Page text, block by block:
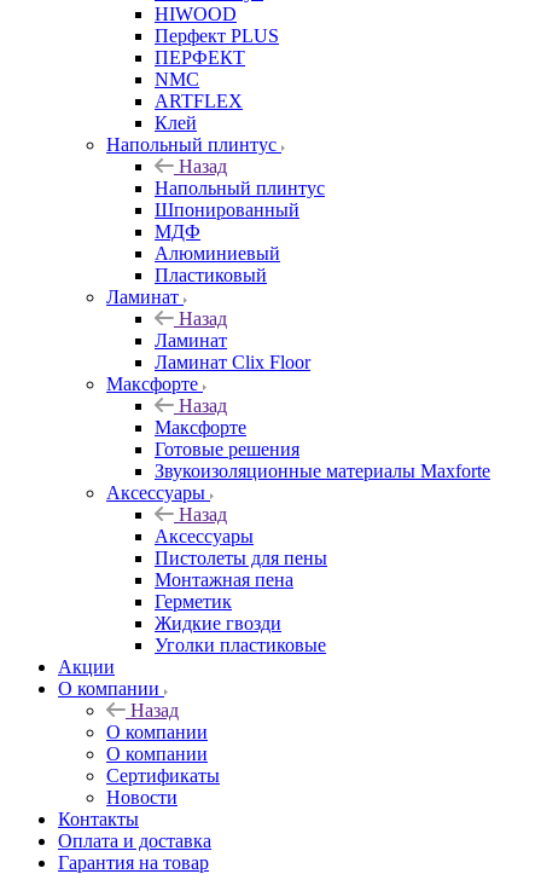
HIWOOD
Перфект PLUS
ПЕРФЕКТ
NMC
ARTFLEX
Клей
Напольный плинтус
Назад
Напольный плинтус
Шпонированный
МДФ
Алюминиевый
Пластиковый
Ламинат
Назад
Ламинат
Ламинат Clix Floor
Максфорте
Назад
Максфорте
Готовые решения
Звукоизоляционные материалы Maxforte
Аксессуары
Назад
Аксессуары
Пистолеты для пены
Монтажная пена
Герметик
Жидкие гвозди
Уголки пластиковые
Акции
О компании
Назад
О компании
О компании
Сертификаты
Новости
Контакты
Оплата и доставка
Гарантия на товар